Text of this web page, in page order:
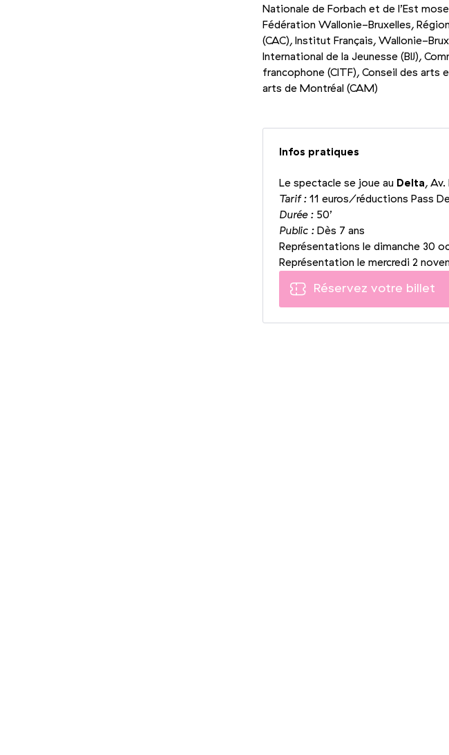
Nationale de Forbach et de l’Est
Fédération Wallonie-Bruxelles,
(CAC), Institut Français, Wallonie-
International de la Jeunesse (BIJ),
francophone (CITF), Conseil des arts
arts de Montréal (CAM)
Infos pratiques
Le spectacle se joue au Delta, Av.
Tarif :11 euros/​réductions Pass
Durée : 50’
Public :Dès 7 ans
Représentations le dimanche 30
Représentation le mercredi 2
Réservez votre billet